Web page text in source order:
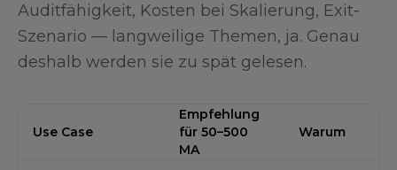
Auditfähigkeit, Kosten bei Skalierung, Exit-
Szenario — langweilige Themen, ja. Genau
deshalb werden sie zu spät gelesen.
Use Case
Empfehlung
für 50–500
MA
Warum